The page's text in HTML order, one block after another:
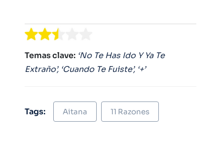
Temas clave: ‘No Te Has Ido Y Ya Te
Extraño’, ‘Cuando Te Fuiste’, ‘+’
Tags: Aitana 11 Razones